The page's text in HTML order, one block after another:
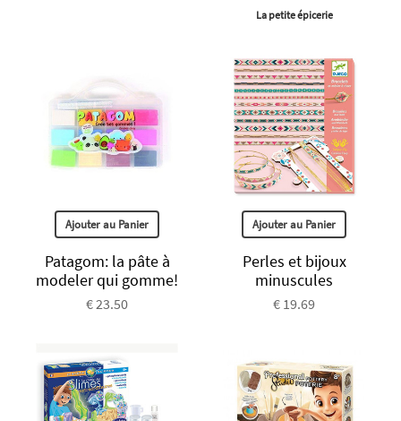
La petite épicerie
Ajouter au Panier
Patagom: la pâte à
modeler qui gomme!
€ 23.50
Ajouter au Panier
Perles et bijoux
minuscules
€ 19.69